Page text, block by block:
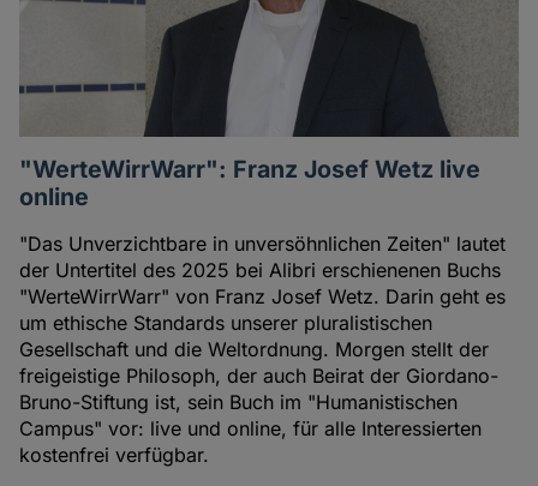
"WerteWirrWarr": Franz Josef Wetz live
online
"Das Unverzichtbare in unversöhnlichen Zeiten" lautet
der Untertitel des 2025 bei Alibri erschienenen Buchs
"WerteWirrWarr" von Franz Josef Wetz. Darin geht es
um ethische Standards unserer pluralistischen
Gesellschaft und die Weltordnung. Morgen stellt der
freigeistige Philosoph, der auch Beirat der Giordano-
Bruno-Stiftung ist, sein Buch im "Humanistischen
Campus" vor: live und online, für alle Interessierten
kostenfrei verfügbar.